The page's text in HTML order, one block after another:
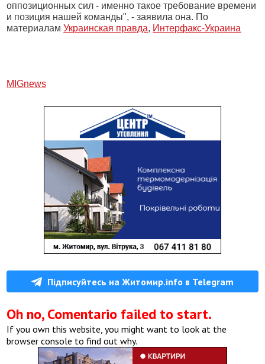
оппозиционных сил - именно такое требование времени
и позиция нашей команды", - заявила она. По
материаламУкраинская правда, Интерфакс-Украина
МIGnews
Підписуйтесь на Житомир.info в Telegram
Oh no, Comentario failed to start.
If you own this website, you might want to look at the
browser console to find out why.